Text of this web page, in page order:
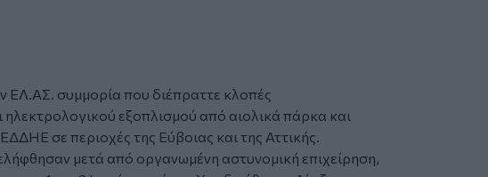
ΕΛ.ΑΣ. συμμορία που διέπραττε κλοπές
ηλεκτρολογικού εξοπλισμού από αιολικά πάρκα και
σε περιοχές της Εύβοιας και της Αττικής.
μετά από οργανωμένη αστυνομική επιχείρηση,